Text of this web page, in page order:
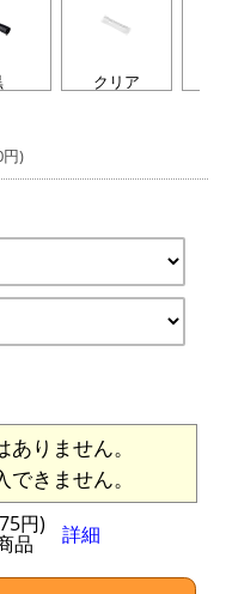
クリア
円)
りません。
きません。
円)
品 詳細